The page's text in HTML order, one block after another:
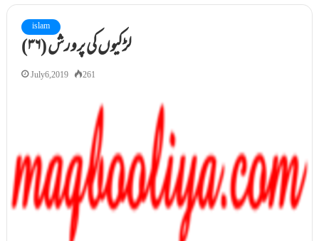
islam
(۳۶) لڑکیوں کی پرورش
July 6, 2019 261